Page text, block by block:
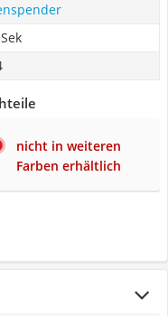
nicht in weiteren
Farben erhältlich